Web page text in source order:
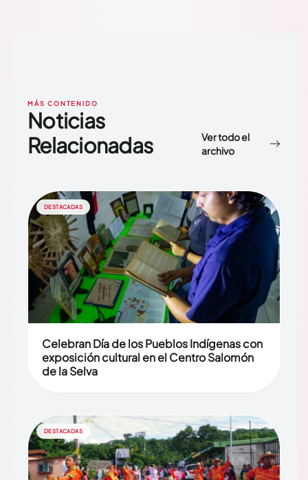
MÁS CONTENIDO
Noticias
Relacionadas
Ver todo el
archivo
DESTACADAS
Celebran Día de los Pueblos Indígenas con
exposición cultural en el Centro Salomón
de la Selva
DESTACADAS